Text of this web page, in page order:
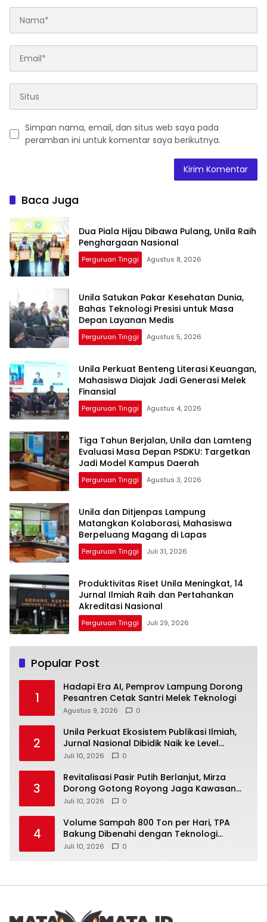
Simpan nama, email, dan situs web saya pada
peramban ini untuk komentar saya berikutnya.
Baca Juga
Dua Piala Hijau Dibawa Pulang, Unila Raih
Penghargaan Nasional
Perguruan Tinggi Agustus 8, 2026
Unila Satukan Pakar Kesehatan Dunia,
Bahas Teknologi Presisi untuk Masa
Depan Layanan Medis
Perguruan Tinggi Agustus 5, 2026
Unila Perkuat Benteng Literasi Keuangan,
Mahasiswa Diajak Jadi Generasi Melek
Finansial
Perguruan Tinggi Agustus 4, 2026
Tiga Tahun Berjalan, Unila dan Lamteng
Evaluasi Masa Depan PSDKU: Targetkan
Jadi Model Kampus Daerah
Perguruan Tinggi Agustus 3, 2026
Unila dan Ditjenpas Lampung
Matangkan Kolaborasi, Mahasiswa
Berpeluang Magang di Lapas
Perguruan Tinggi Juli 31, 2026
Produktivitas Riset Unila Meningkat, 14
Jurnal Ilmiah Raih dan Pertahankan
Akreditasi Nasional
Perguruan Tinggi Juli 29, 2026
Popular Post
1
Hadapi Era AI, Pemprov Lampung Dorong
Pesantren Cetak Santri Melek Teknologi
Agustus 9, 2026 0
2
Unila Perkuat Ekosistem Publikasi Ilmiah,
Jurnal Nasional Dibidik Naik ke Level
Internasional
Juli 10, 2026 0
3
Revitalisasi Pasir Putih Berlanjut, Mirza
Dorong Gotong Royong Jaga Kawasan
Wisata
Juli 10, 2026 0
4
Volume Sampah 800 Ton per Hari, TPA
Bakung Dibenahi dengan Teknologi
Ramah Lingkungan
Juli 10, 2026 0